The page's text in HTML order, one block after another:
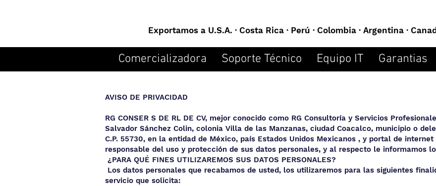
Exportamos a U.S.A. · Costa Rica · Perú · Colombia · Argentina ·
Comercializadora Soporte Técnico Equipo IT Garantias
AVISO DE PRIVACIDAD
RG CONSER S DE RL DE CV, mejor conocido como RG Consultoría y Servicios
Salvador Sánchez Colin, colonia Villa de las Manzanas, ciudad Coacalco, municipio o
C.P. 55730, en la entidad de México, país Estados Unidos Mexicanos , y portal de internet
responsable del uso y protección de sus datos personales, y al respecto le informamos
¿PARA QUÉ FINES UTILIZAREMOS SUS DATOS PERSONALES?
Los datos personales que recabamos de usted, los utilizaremos para las siguientes
servicio que solicita: